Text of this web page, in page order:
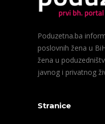
Poduzetna.ba
poslovnih žena u
žena u
javnog i privatnog
Stranice